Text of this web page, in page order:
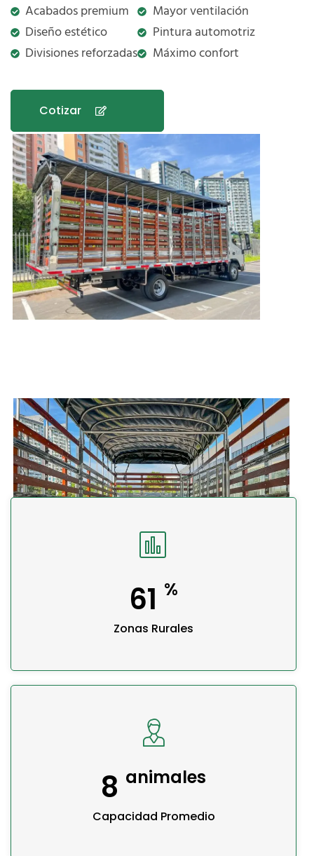
Acabados premium
Diseño estético
Divisiones reforzadas
Mayor ventilación
Pintura automotriz
Máximo confort
Cotizar
76 %
Zonas Rurales
11 animales
Capacidad Promedio